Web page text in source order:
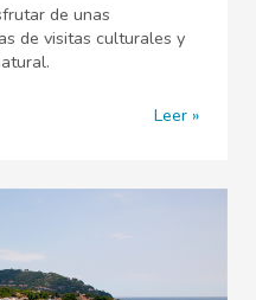
de unas
de visitas culturales y
Leer